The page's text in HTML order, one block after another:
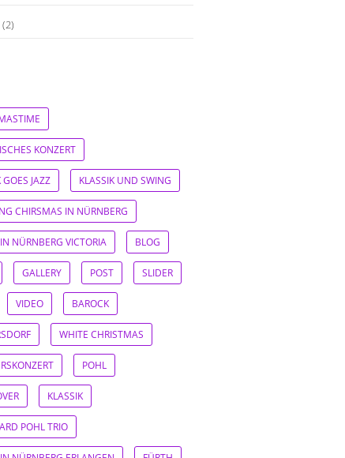
(2)
KONZERT
GOES JAZZ KLASSIK UND SWING
CHIRSMAS IN NÜRNBERG
NÜRNBERG VICTORIA BLOG
GALLERY POST SLIDER
VIDEO BAROCK
WHITE CHRISTMAS
POHL
KLASSIK
POHL TRIO